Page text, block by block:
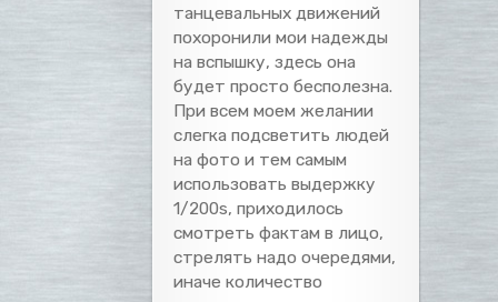
танцевальных движений
похоронили мои надежды
на вспышку, здесь она
будет просто бесполезна.
При всем моем желании
слегка подсветить людей
на фото и тем самым
использовать выдержку
1/200s, приходилось
смотреть фактам в лицо,
стрелять надо очередями,
иначе количество